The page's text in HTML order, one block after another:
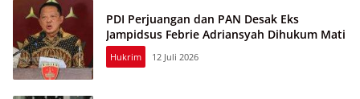
PDI Perjuangan dan PAN Desak Eks
Jampidsus Febrie Adriansyah Dihukum Mati
Hukrim 12 Juli 2026